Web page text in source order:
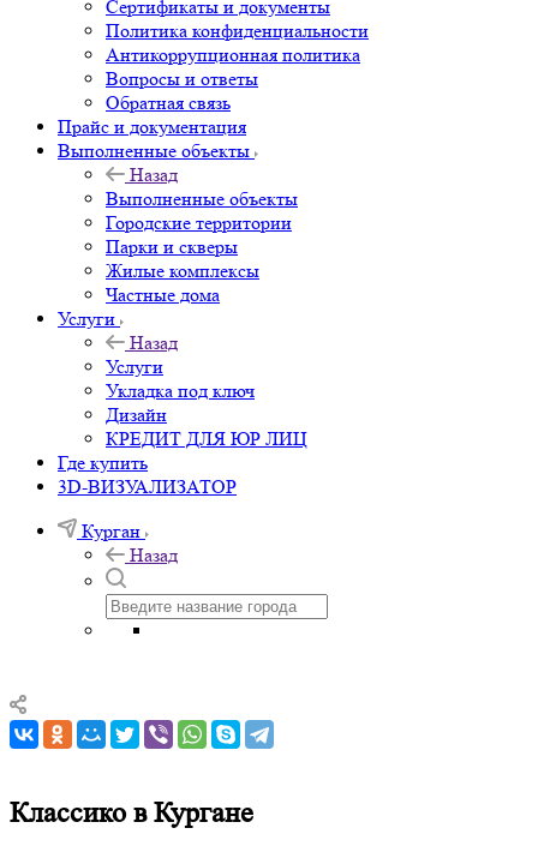
Сертификаты и документы
Политика конфиденциальности
Антикоррупционная политика
Вопросы и ответы
Обратная связь
Прайс и документация
Выполненные объекты
Назад
Выполненные объекты
Городские территории
Парки и скверы
Жилые комплексы
Частные дома
Услуги
Назад
Услуги
Укладка под ключ
Дизайн
КРЕДИТ ДЛЯ ЮР ЛИЦ
Где купить
3D-ВИЗУАЛИЗАТОР
Курган
Назад
Классико в Кургане